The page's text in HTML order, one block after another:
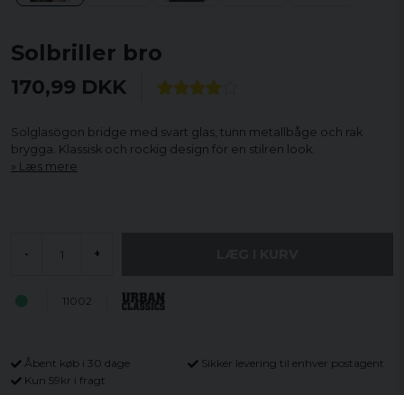
Solbriller bro
170,99 DKK
Solglasögon bridge med svart glas, tunn metallbåge och rak
brygga. Klassisk och rockig design för en stilren look.
Læs mere
- +
11002
Åbent køb i 30 dage
Sikker levering til enhver postagent
Kun 59kr i fragt